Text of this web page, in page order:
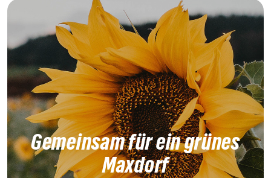
Gemeinsam für ein grünes
Maxdorf